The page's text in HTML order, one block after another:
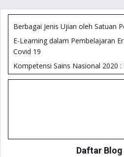
Berbagai Jenis Ujian oleh Satuan
E-Learning dalam Pembelajaran
Covid 19
Kompetensi Sains Nasional 2020 :
Membangun Literasi Sains
Pengembangan Rencana Kerja
Daftar Blog